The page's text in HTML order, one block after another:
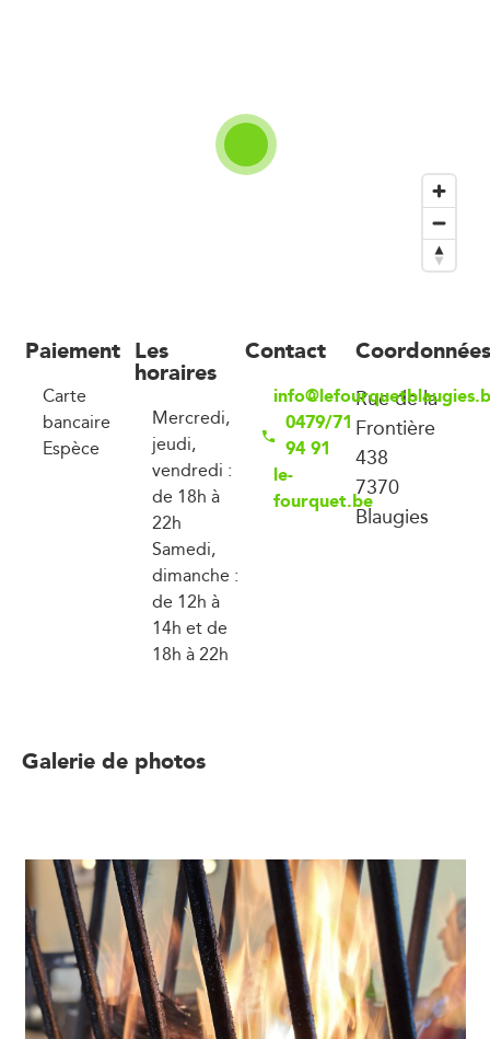
Paiement
Carte
bancaire
Espèce
Les
horaires
Mercredi,
jeudi,
vendredi :
de 18h à
22h
Samedi,
dimanche :
de 12h à
14h et de
18h à 22h
Contact
0479/71
94 91
le-
fourquet.be
Coordonnées
Rue de la
Frontière
438
7370
Blaugies
Galerie de photos